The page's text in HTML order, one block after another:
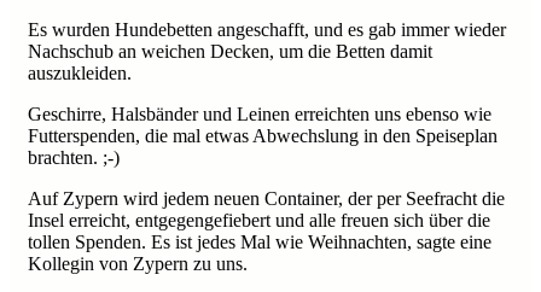
Es wurden Hundebetten angeschafft, und es gab immer wieder
Nachschub an weichen Decken, um die Betten damit
auszukleiden.
Geschirre, Halsbänder und Leinen erreichten uns ebenso wie
Futterspenden, die mal etwas Abwechslung in den Speiseplan
brachten. ;-)
Auf Zypern wird jedem neuen Container, der per Seefracht die
Insel erreicht, entgegengefiebert und alle freuen sich über die
tollen Spenden. Es ist jedes Mal wie Weihnachten, sagte eine
Kollegin von Zypern zu uns.